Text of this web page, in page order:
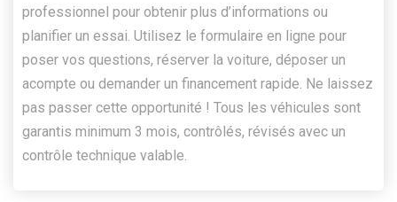
professionnel pour obtenir plus d’informations ou
planifier un essai. Utilisez le formulaire en ligne pour
poser vos questions, réserver la voiture, déposer un
acompte ou demander un financement rapide. Ne laissez
pas passer cette opportunité ! Tous les véhicules sont
garantis minimum 3 mois, contrôlés, révisés avec un
contrôle technique valable.